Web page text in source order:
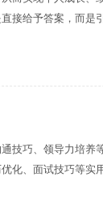
接给予答案，而是
技巧、领导力培养
化、面试技巧等实